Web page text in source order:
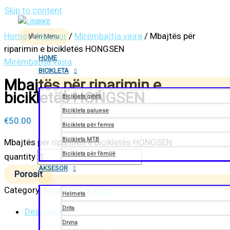
Skip to content
Main Menu
HOME
BICIKLETA
Bicikleta qyteti
Bicikleta paluese
Bicikleta për femra
Bicikleta MTB
Bicikleta për fëmijë
AKSESOR
Helmeta
Drita
Dryna
Home/Aksesor / Mirëmbajtja vajra / Mbajtës për
riparimin e bicikletës HONGSEN
Mirëmbajtja vajra
Mbajtës për riparimin e
bicikletës HONGSEN
€50.00
Mbajtës për riparimin e bicikletës HONGSEN
quantity
Porosit
Category:
Mirëmbajtja vajra
Description